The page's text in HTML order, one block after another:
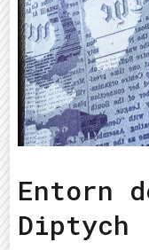
Entorn
Diptych